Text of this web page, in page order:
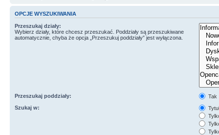
OPCJE WYSZUKIWANIA
Przeszukaj działy:
Wybierz działy, które chcesz przeszukać. Poddziały są przeszukiwane
automatycznie, chyba że opcja „Przeszukuj poddziały” jest wyłączona.
Przeszukaj poddziały:
Tak
Szukaj w: